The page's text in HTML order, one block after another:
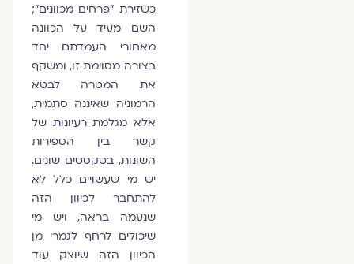
כשזירת ״פרחים מכוונים״;
השם מעיד על הכוונה
מאחורי העמדתם יחד
בצורה מסוימת זו, ומשקף
את המטרה לבטא
הרמוניה שאיננה סתמית,
אלא מגלמת רעיונות של
קשר בין הספירות
השונות, בטקסטים שונים.
יש מי שעשויים כלל לא
להתחבר לכיוון הזה
שנעמה בראה, ויש מי
שיכולים לרחף לגמרי מן
הכיוון הזה שיוצק עוד